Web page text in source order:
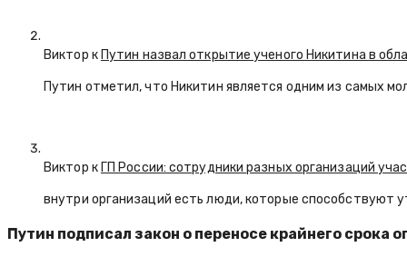
Виктор к Путин назвал открытие ученого Никитина в
Путин отметил, что Никитин является одним из самых
Виктор к ГП России: сотрудники разных организаций
внутри организаций есть люди, которые способствуют
Путин подписал закон о переносе крайнего срока